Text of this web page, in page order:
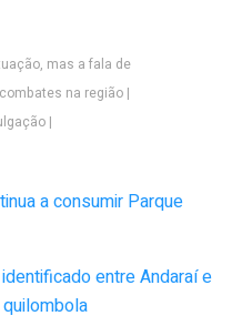
mas a fala de
na região |
|
a consumir Parque
entre Andaraí e